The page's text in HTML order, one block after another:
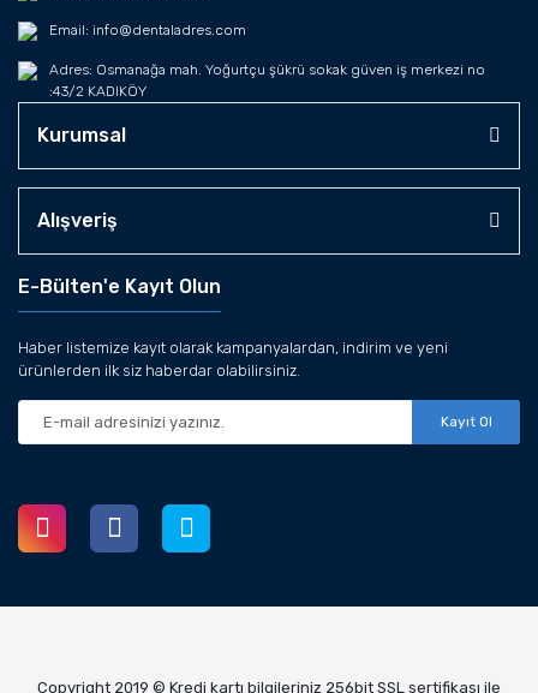
Email: info@dentaladres.com
Adres: Osmanağa mah. Yoğurtçu şükrü sokak güven iş merkezi no
:43/2 KADIKÖY
Kurumsal
Alışveriş
E-Bülten'e Kayıt Olun
Haber listemize kayıt olarak kampanyalardan, indirim ve yeni
ürünlerden ilk siz haberdar olabilirsiniz.
Kayıt Ol
Copyright 2019 © Kredi kartı bilgileriniz 256bit SSL sertifikası ile